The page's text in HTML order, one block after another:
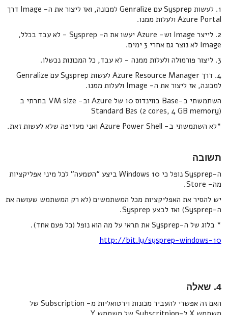
1. לעשות Sysprep עם Genralize למכונה, ואז ליצור את ה- Image דרך
Azure Portal ולעלות ממנו.
2. לייצר Image וש- Azure יעשו את ה- Sysprep - לא עבד בכלל,
Image לא נוצר גם אחרי 3 ימים.
3. ליצור פורמולה ולעלות ממנה - לא עבד, כל המכונות נכשלו.
4. דרך Azure Resource Manager לעשות Sysprep עם Genralize
למכונה, אז ליצור את ה- Image ולעלות ממנו.
השתמשתי ב-Base בווינדוס 10 של Azure וב- VM size בחרתי ב
(Standard B2s (2 cores, 4 GB memory
*לא השתמשתי ב- Azure Power Shell ואני מעדיפה שלא לעשות זאת.
תשובה
ה-Sysprep נופל כי Windows 10 ביצע “הטמעה" לכל מיני אפליקציות
מה- Store.
יש להסיר את האפליקציות מכל המשתמשים (לא רק המשתמש שעושה את
ה-Sysprep) ואז לבצע Sysprep.
* בלוג של ה-Sysprep את תראי על מה הוא נופל (כל פעם אחד).
http://bit.ly/sysprep-windows-10
4. שאלה
האם זה אפשרי להעביר מכונות וירטואליות מ- Subscription של